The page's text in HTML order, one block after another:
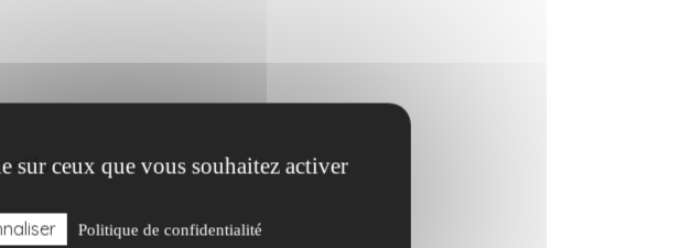
fournis
sur ceux que vous souhaitez activer
Politique de confidentialité